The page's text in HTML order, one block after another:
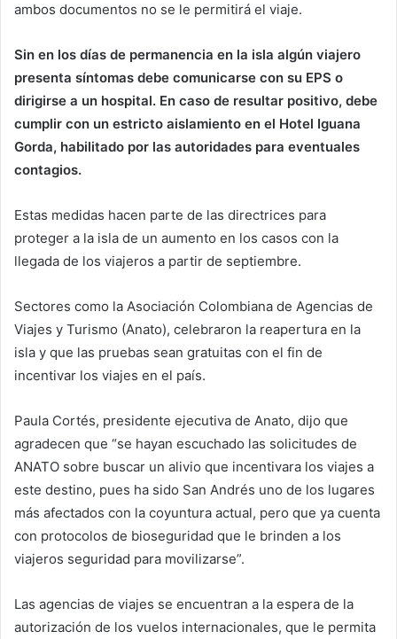
ambos documentos no se le permitirá el viaje.
Sin en los días de permanencia en la isla algún viajero
presenta síntomas debe comunicarse con su EPS o
dirigirse a un hospital. En caso de resultar positivo, debe
cumplir con un estricto aislamiento en el Hotel Iguana
Gorda, habilitado por las autoridades para eventuales
contagios.
Estas medidas hacen parte de las directrices para
proteger a la isla de un aumento en los casos con la
llegada de los viajeros a partir de septiembre.
Sectores como la Asociación Colombiana de Agencias de
Viajes y Turismo (Anato), celebraron la reapertura en la
isla y que las pruebas sean gratuitas con el fin de
incentivar los viajes en el país.
Paula Cortés, presidente ejecutiva de Anato, dijo que
agradecen que “se hayan escuchado las solicitudes de
ANATO sobre buscar un alivio que incentivara los viajes a
este destino, pues ha sido San Andrés uno de los lugares
más afectados con la coyuntura actual, pero que ya cuenta
con protocolos de bioseguridad que le brinden a los
viajeros seguridad para movilizarse”.
Las agencias de viajes se encuentran a la espera de la
autorización de los vuelos internacionales, que le permita